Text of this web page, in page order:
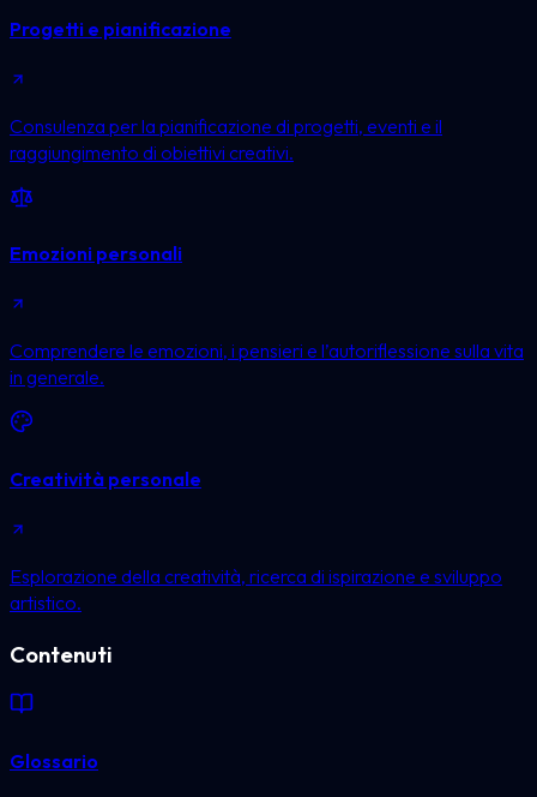
Progetti e pianificazione
Consulenza per la pianificazione di progetti, eventi e il
raggiungimento di obiettivi creativi.
Emozioni personali
Comprendere le emozioni, i pensieri e l’autoriflessione sulla vita
in generale.
Creatività personale
Esplorazione della creatività, ricerca di ispirazione e sviluppo
artistico.
Contenuti
Glossario